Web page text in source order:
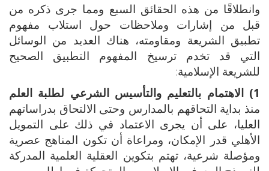
وانطلاقًا من هذه الحقائق السبع ومما جرى ذكره من
قبل من إشارات وملاحظات حول استلاب مفهوم
تطبيق الشريعة ومقاومته، هناك العديد من الوسائل
التي قد تخدم ترسيخ المفهوم التطبيق الصحيح
للشريعة الإسلامية:
1) الاهتمام بالتعليم والتأسيس الشرعي لطلبة العلم
منذ بداية التحاقهم بالمدارس وحتى الالتحاق بدراساتهم
العليا، على أن يجرى الاعتماد في ذلك على التمويل
الأهلي قدر الإمكان، ومراعاة أن تكون المناهج عصرية
ومؤصلة شرعية، تهتم بتكوين العقلية العلمية المدركة